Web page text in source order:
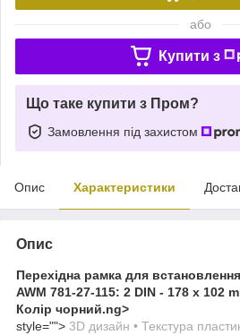
або
Купити з
Що таке купити з Пром?
Замовлення під захистом
Опис Характеристики
Опис
Перехідна рамка для
AWM 781-27-115: 2 DIN - 178 x 102
Колір чорний.ng>
style=""> 3D дизайн • Текстура